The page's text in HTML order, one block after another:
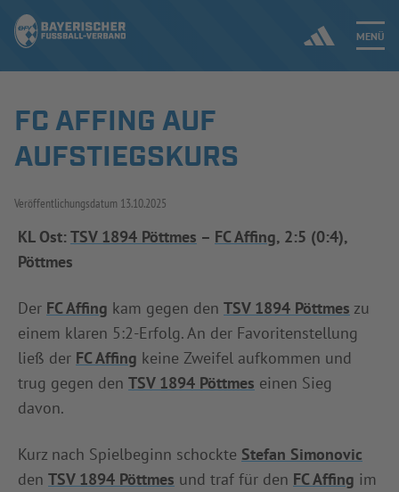
MENÜ
SPIELBETRIEB & VERBANDSLEBEN
AUSBILDUNG & FÖRDERUNG
DER VERBAND
FC AFFING AUF
AUFSTIEGSKURS
Veröffentlichungsdatum 13.10.2025
KL Ost: TSV 1894 Pöttmes – FC Affing, 2:5 (0:4),
Pöttmes
Der FC Affing kam gegen den TSV 1894 Pöttmes zu
einem klaren 5:2-Erfolg. An der Favoritenstellung
ließ der FC Affing keine Zweifel aufkommen und
trug gegen den TSV 1894 Pöttmes einen Sieg
davon.
Kurz nach Spielbeginn schockte Stefan Simonovic
den TSV 1894 Pöttmes und traf für den FC Affing im